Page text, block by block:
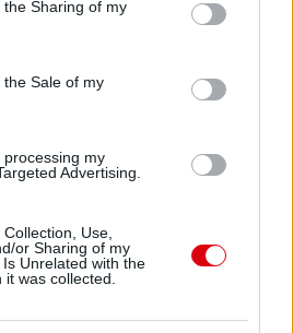
usage behaviour. You may click to
Google and its third-party tags to
purposes in below Google
Sharing of my
Sale of my
my
Advertising.
Use,
or Sharing of my
Unrelated with the
was collected.